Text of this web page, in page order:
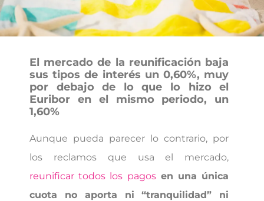
El mercado de la reunificación baja
sus tipos de interés un 0,60%, muy
por debajo de lo que lo hizo el
Euribor en el mismo periodo, un
1,60%
Aunque pueda parecer lo contrario, por
los reclamos que usa el mercado,
reunificar todos los pagosen una única
cuota no aporta ni “tranquilidad” ni